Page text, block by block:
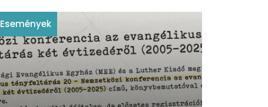
Események